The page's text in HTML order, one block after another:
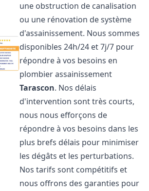
une obstruction de canalisation
ou une rénovation de système
d'assainissement. Nous sommes
disponibles 24h/24 et 7j/7 pour
répondre à vos besoins en
plombier assainissement
Tarascon. Nos délais
d'intervention sont très courts,
nous nous efforçons de
répondre à vos besoins dans les
plus brefs délais pour minimiser
les dégâts et les perturbations.
Nos tarifs sont compétitifs et
nous offrons des garanties pour